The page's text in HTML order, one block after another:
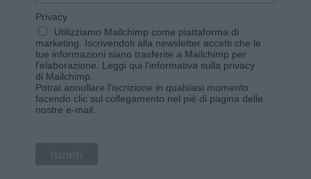
Privacy
Utilizziamo Mailchimp come piattaforma di
marketing. Iscrivendoti alla newsletter accetti che le
tue informazioni siano trasferite a Mailchimp per
l'elaborazione. Leggi qui l'informativa sulla privacy
di Mailchimp
Potrai annullare l'iscrizione in qualsiasi momento
facendo clic sul collegamento nel piè di pagina delle
nostre e-mail.